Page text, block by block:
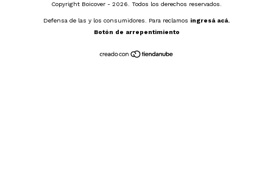
Copyright Boicover - 2026. Todos los derechos reservados.
Defensa de las y los consumidores. Para reclamos ingresá acá.
Botón de arrepentimiento